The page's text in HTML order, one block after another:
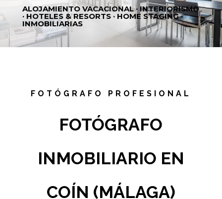
ALOJAMIENTO VACACIONAL · INTERIORISMO
· HOTELES & RESORTS · HOME STAGING ·
INMOBILIARIAS
FOTÓGRAFO PROFESIONAL
FOTÓGRAFO
INMOBILIARIO EN
COÍN (MÁLAGA)